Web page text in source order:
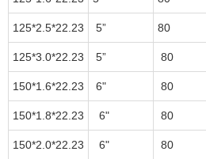
125*2.5*22.23 5” 80
125*3.0*22.23 5” 80
150*1.6*22.23 6" 80
150*1.8*22.23 6" 80
150*2.0*22.23 6" 80